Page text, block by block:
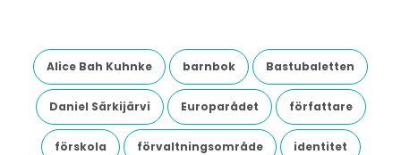
Alice Bah Kuhnke barnbok Bastubaletten
Daniel Särkijärvi Europarådet författare
förskola förvaltningsområde identitet